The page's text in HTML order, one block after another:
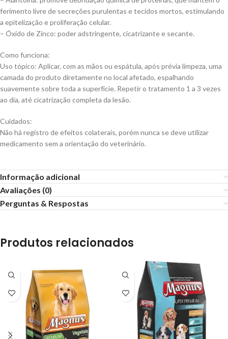
ferimento livre de secreções purulentas e tecidos mortos, estimulando
a epitelização e proliferação celular.
– Óxido de Zinco: poder adstringente, cicatrizante e secante.
Como funciona:
Uso tópico: Aplicar, com as mãos ou espátula, após prévia limpeza, uma
camada do produto diretamente no local afetado, espalhando
suavemente sobre toda a superfície. Repetir o tratamento 1 a 3 vezes
ao dia, até cicatrização completa da lesão.
Cuidados:
Não há registro de efeitos colaterais, porém nunca se deve utilizar
medicamento sem a orientação do veterinário.
Informação adicional
Avaliações (0)
Perguntas & Respostas
Produtos relacionados